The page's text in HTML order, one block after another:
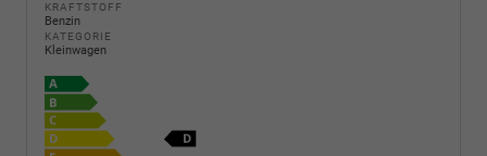
KRAFTSTOFF
Benzin
KATEGORIE
Kleinwagen